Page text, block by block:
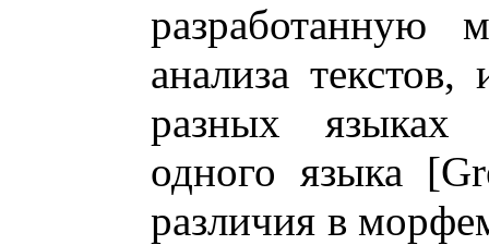
разработанную
анализа
разных языках
одного языка
различия в